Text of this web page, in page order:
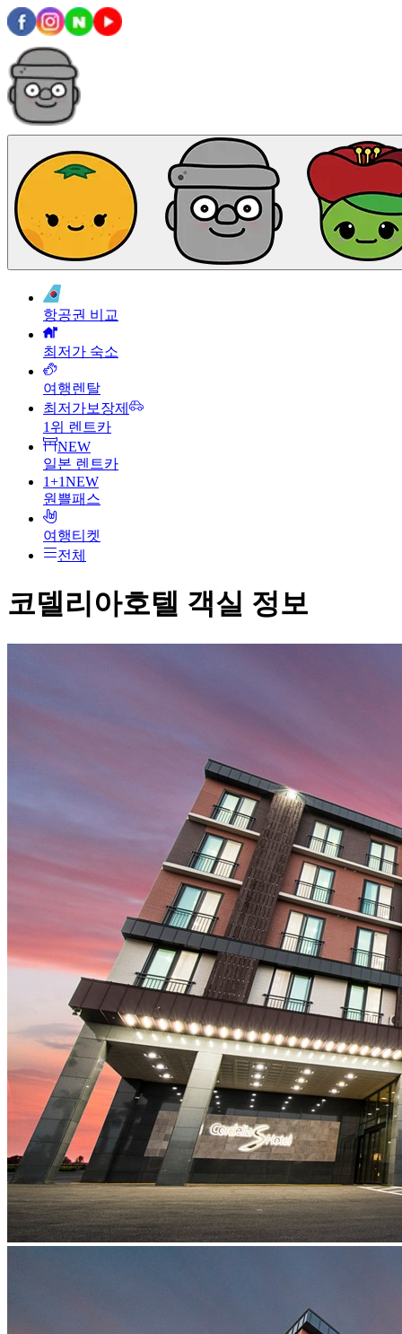
항공권 비교
최저가 숙소
여행렌탈
최저가보장제
1위 렌트카
NEW
일본 렌트카
1+1NEW
원쁠패스
여행티켓
전체
코델리아호텔 객실 정보